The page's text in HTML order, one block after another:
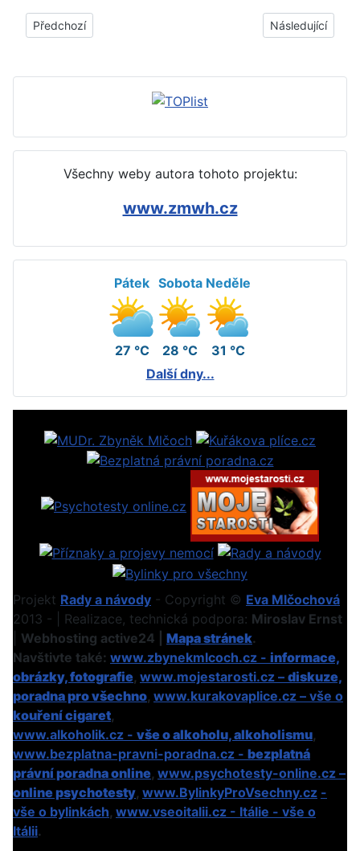
Předchozí článek: Skvrny, fleky od vosku na koberci - jak,
Předchozí Další článek:
Následující
Všechny weby autora tohoto projektu:
www.zmwh.cz
Pátek
27 °C
Sobota
28 °C
Neděle
31 °C
Další dny...
Projekt Rady a návody - Copyright © Eva Mlčochová
2013 - | Realizace, technická podpora: Miroslav Ernst
Webhosting active24 | Mapa stránek.
Navštivte také: www.zbynekmlcoch.cz - informace,
obrázky, fotografie, www.mojestarosti.cz – diskuze,
poradna pro všechno, www.kurakovaplice.cz – vše o
kouření cigaret,
www.alkoholik.cz - vše o alkoholu, alkoholismu,
www.bezplatna-pravni-poradna.cz - bezplatná
právní poradna online, www.psychotesty-online.cz –
online psychotesty, www.BylinkyProVsechny.cz -
vše o bylinkách, www.vseoitalii.cz - Itálie - vše o
Itálii.